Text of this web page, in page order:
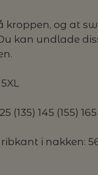
og at
kan undlade
(135) 145 (155)
i nakken: 56